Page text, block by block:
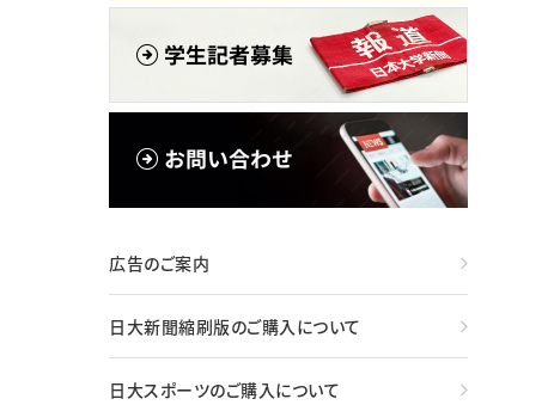
広告のご案内
日大新聞縮刷版のご購入について
日大スポーツのご購入について